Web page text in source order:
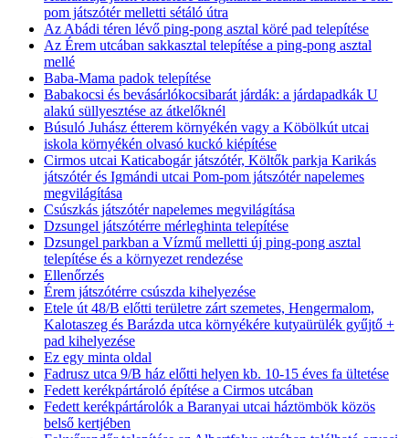
pom játszótér melletti sétáló útra
Az Abádi téren lévő ping-pong asztal köré pad telepítése
Az Érem utcában sakkasztal telepítése a ping-pong asztal
mellé
Baba-Mama padok telepítése
Babakocsi és bevásárlókocsibarát járdák: a járdapadkák U
alakú süllyesztése az átkelőknél
Búsuló Juhász étterem környékén vagy a Köbölkút utcai
iskola környékén olvasó kuckó kiépítése
Cirmos utcai Katicabogár játszótér, Költők parkja Karikás
játszótér és Igmándi utcai Pom-pom játszótér napelemes
megvilágítása
Csúszkás játszótér napelemes megvilágítása
Dzsungel játszótérre mérleghinta telepítése
Dzsungel parkban a Vízmű melletti új ping-pong asztal
telepítése és a környezet rendezése
Ellenőrzés
Érem játszótérre csúszda kihelyezése
Etele út 48/B előtti területre zárt szemetes, Hengermalom,
Kalotaszeg és Barázda utca környékére kutyaürülék gyűjtő +
pad kihelyezése
Ez egy minta oldal
Fadrusz utca 9/B ház előtti helyen kb. 10-15 éves fa ültetése
Fedett kerékpártároló építése a Cirmos utcában
Fedett kerékpártárolók a Baranyai utcai háztömbök közös
belső kertjében